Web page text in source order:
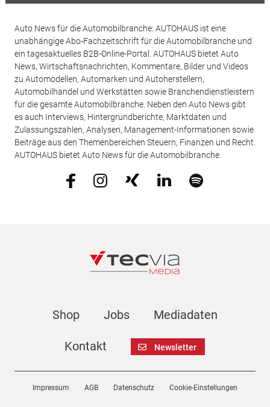
Auto News für die Automobilbranche: AUTOHAUS ist eine
unabhängige Abo-Fachzeitschrift für die Automobilbranche und
ein tagesaktuelles B2B-Online-Portal. AUTOHAUS bietet Auto
News, Wirtschaftsnachrichten, Kommentare, Bilder und Videos
zu Automodellen, Automarken und Autoherstellern,
Automobilhandel und Werkstätten sowie Branchendienstleistern
für die gesamte Automobilbranche. Neben den Auto News gibt
es auch Interviews, Hintergrundberichte, Marktdaten und
Zulassungszahlen, Analysen, Management-Informationen sowie
Beiträge aus den Themenbereichen Steuern, Finanzen und Recht.
AUTOHAUS bietet Auto News für die Automobilbranche.
Shop Jobs Mediadaten
Kontakt Newsletter
Impressum AGB Datenschutz Cookie-Einstellungen